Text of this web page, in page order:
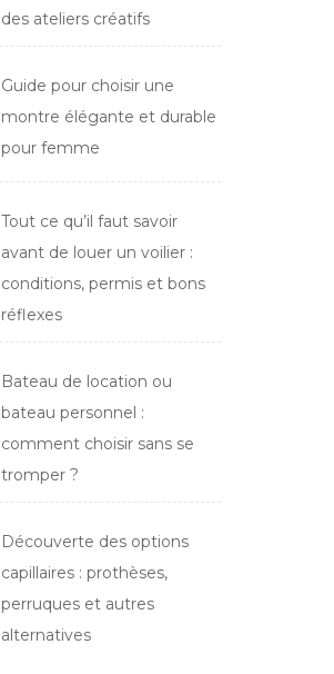
des ateliers créatifs
Guide pour choisir une
montre élégante et durable
pour femme
Tout ce qu’il faut savoir
avant de louer un voilier :
conditions, permis et bons
réflexes
Bateau de location ou
bateau personnel :
comment choisir sans se
tromper ?
Découverte des options
capillaires : prothèses,
perruques et autres
alternatives